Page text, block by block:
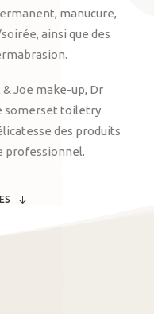
manucure,
ainsi que des
& Joe make-up, Dr
somerset toiletry
des produits
professionnel.